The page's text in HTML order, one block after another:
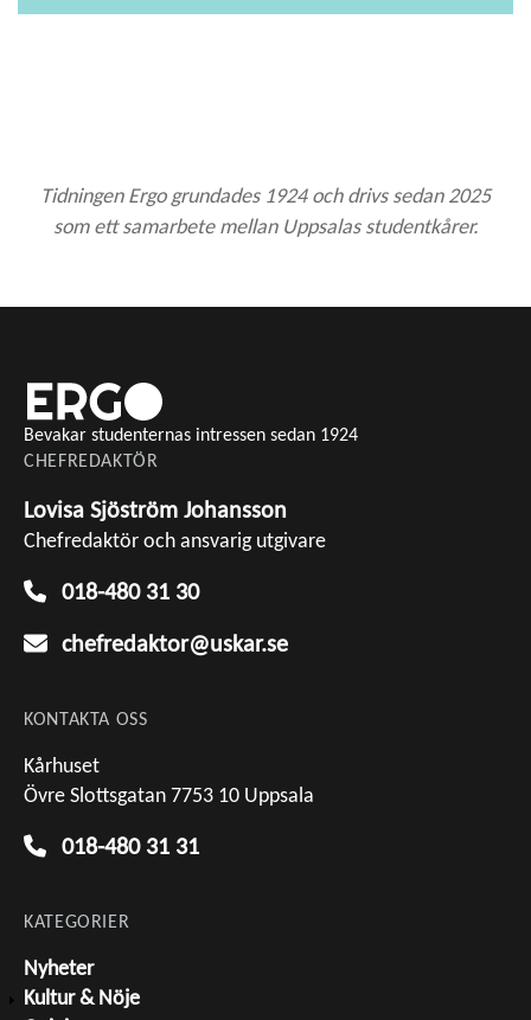
Tidningen Ergo grundades 1924 och drivs sedan 2025
som ett samarbete mellan Uppsalas studentkårer.
Bevakar studenternas intressen sedan 1924
CHEFREDAKTÖR
Lovisa Sjöström Johansson
Chefredaktör och ansvarig utgivare
018-480 31 30
chefredaktor@uskar.se
KONTAKTA OSS
Kårhuset
Övre Slottsgatan 7753 10 Uppsala
018-480 31 31
KATEGORIER
Nyheter
Kultur & Nöje